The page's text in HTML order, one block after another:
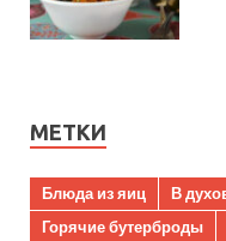
МЕТКИ
Блюда из яиц В
Горячие бутерброды